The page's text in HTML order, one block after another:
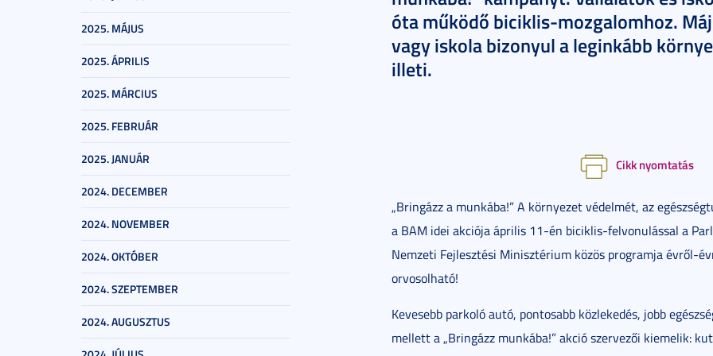
2025. MÁJUS
2025. ÁPRILIS
2025. MÁRCIUS
2025. FEBRUÁR
2025. JANUÁR
2024. DECEMBER
2024. NOVEMBER
2024. OKTÓBER
2024. SZEPTEMBER
2024. AUGUSZTUS
óta működő biciklis-mozgalomhoz.
vagy iskola bizonyul a leginkább
illeti.
Cikk nyomtatás
„Bringázz a munkába!” A környezet védelmét, az
a BAM idei akciója április 11-én biciklis-felvonulással a
Nemzeti Fejlesztési Minisztérium közös programja évről-
orvosolható!
Kevesebb parkoló autó, pontosabb közlekedés, jobb
mellett a „Bringázz munkába!” akció szervezői kiemelik: